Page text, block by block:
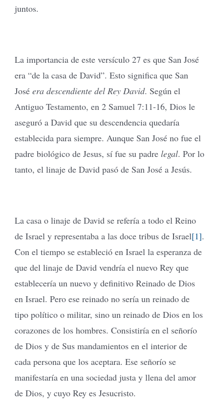
juntos.
La importancia de este versículo 27 es que San José
era “de la casa de David”. Esto significa que San
José era descendiente del Rey David. Según el
Antiguo Testamento, en 2 Samuel 7:11-16, Dios le
aseguró a David que su descendencia quedaría
establecida para siempre. Aunque San José no fue el
padre biológico de Jesus, sí fue su padre legal. Por lo
tanto, el linaje de David pasó de San José a Jesús.
La casa o linaje de David se refería a todo el Reino
de Israel y representaba a las doce tribus de Israel[1].
Con el tiempo se estableció en Israel la esperanza de
que del linaje de David vendría el nuevo Rey que
establecería un nuevo y definitivo Reinado de Dios
en Israel. Pero ese reinado no sería un reinado de
tipo político o militar, sino un reinado de Dios en los
corazones de los hombres. Consistiría en el señorío
de Dios y de Sus mandamientos en el interior de
cada persona que los aceptara. Ese señorío se
manifestaría en una sociedad justa y llena del amor
de Dios, y cuyo Rey es Jesucristo.